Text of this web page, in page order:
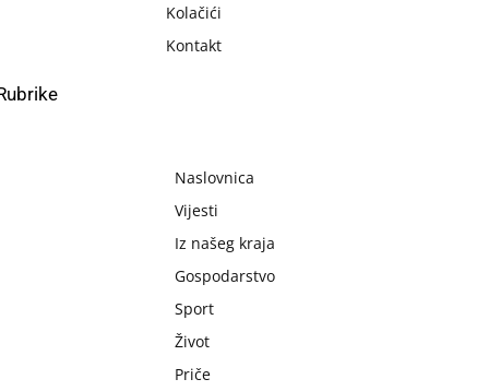
Kolačići
Kontakt
Naslovnica
Vijesti
Iz našeg kraja
Gospodarstvo
Sport
Život
Priče